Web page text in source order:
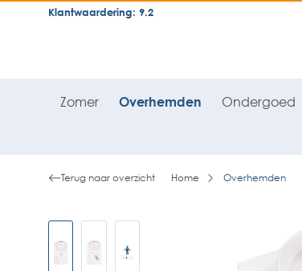
general.skipToNavigation
Klantwaardering: 9.2
Zomer Overhemden Ondergoed
Terug naar overzicht Home Overhemden